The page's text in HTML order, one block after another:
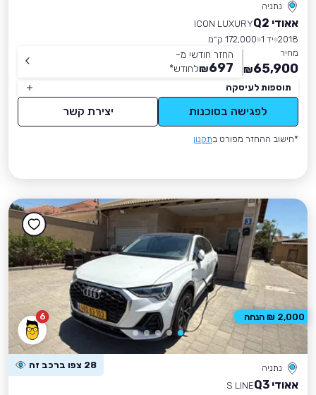
נתניה
אאודי Q2
ICON LUXURY
2018 יד 1
172,000 ק״מ
מחיר
65,900
₪
החזר חודשי מ-
697
₪לחודש*
תוספות לעיסקה
לפגישה בסוכנות יצירת קשר
*חישוב ההחזר מפורט בתקנון
6
נתניה 28 צפו ברכב זה
אאודי Q3
S LINE
2,000 ₪ הנחה